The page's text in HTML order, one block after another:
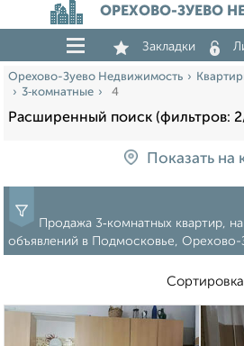
ОРЕХОВО-ЗУЕВО
Закладки
Орехово-Зуево Недвижимость
3‑комнатные
4
Расширенный поиск (фильтров:
Показать на
Продажа 3‑комнатных квартир,
объявлений в Подмосковье, Орехово-